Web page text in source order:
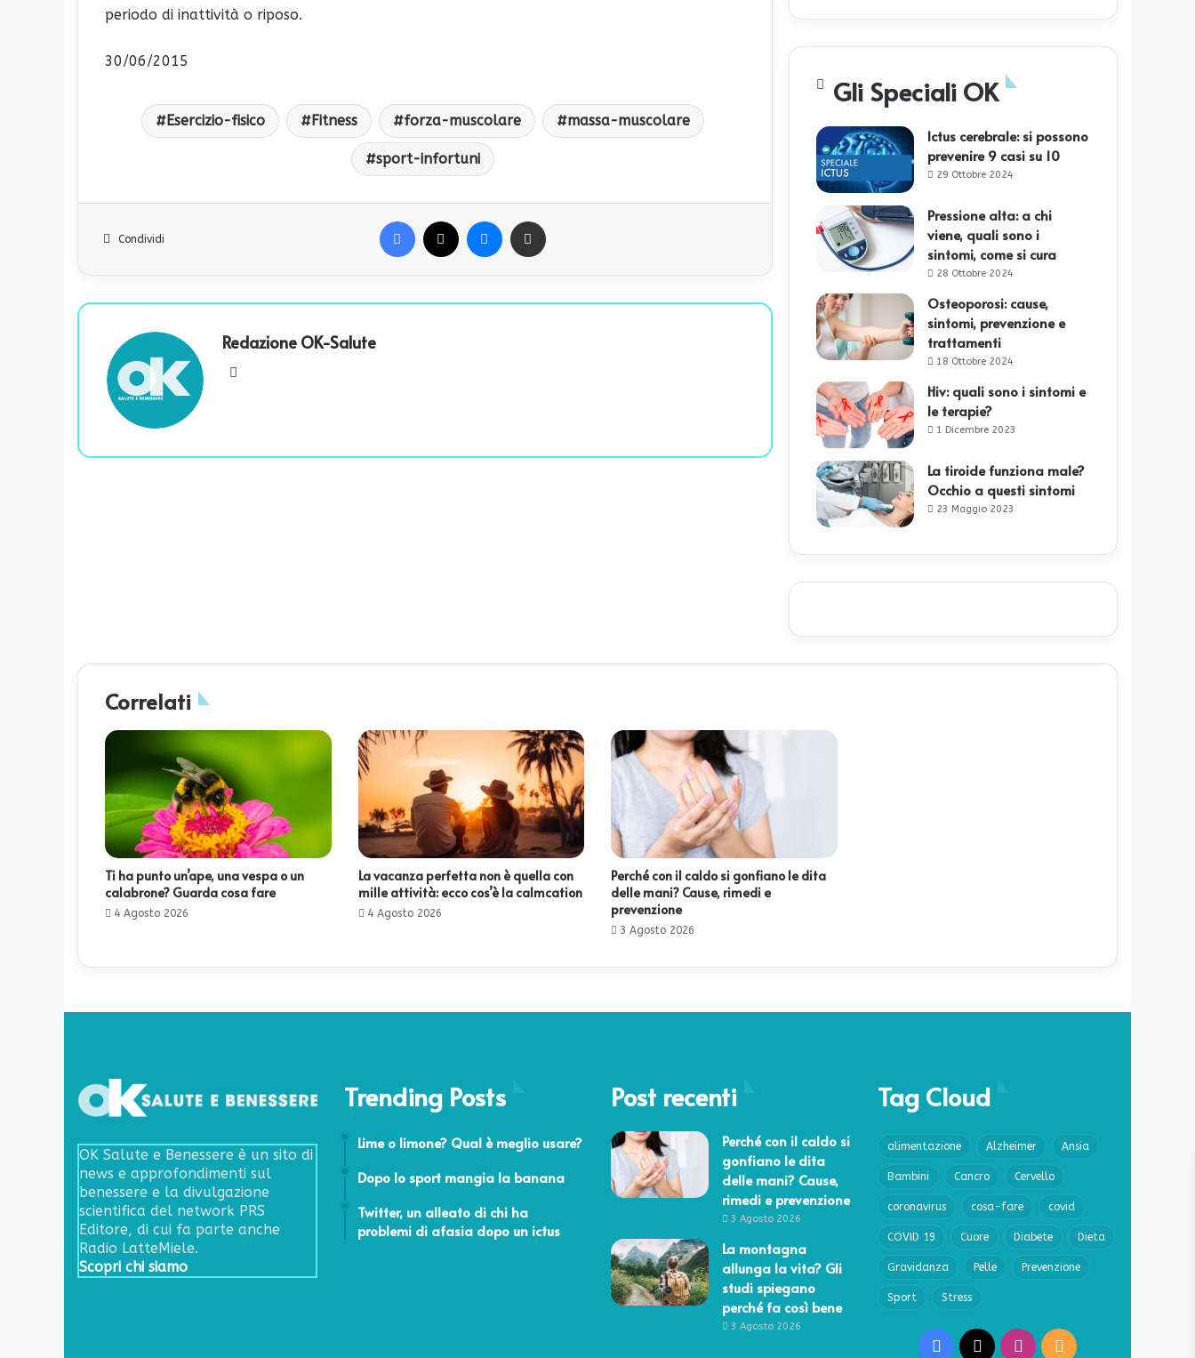
periodo di inattività o riposo.
30/06/2015
Esercizio-fisico Fitness forza-muscolare massa-muscolare
sport-infortuni
Condividi
Redazione OK-Salute
Gli Speciali OK
Ictus cerebrale: si possono
prevenire 9 casi su 10
29 Ottobre 2024
Pressione alta: a chi
viene, quali sono i
sintomi, come si cura
28 Ottobre 2024
Osteoporosi: cause,
sintomi, prevenzione e
trattamenti
18 Ottobre 2024
Hiv: quali sono i sintomi e
le terapie?
1 Dicembre 2023
La tiroide funziona male?
Occhio a questi sintomi
23 Maggio 2023
Correlati
Ti ha punto un’ape, una vespa o un
calabrone? Guarda cosa fare
4 Agosto 2026
La vacanza perfetta non è quella con
mille attività: ecco cos’è la calmcation
4 Agosto 2026
Perché con il caldo si gonfiano le dita
delle mani? Cause, rimedi e
prevenzione
3 Agosto 2026
OK Salute e Benessere è un sito di
news e approfondimenti sul
benessere e la divulgazione
scientifica del network PRS
Editore, di cui fa parte anche
Radio LatteMiele.
Scopri chi siamo
Trending Posts
Lime o limone? Qual è meglio usare?
Dopo lo sport mangia la banana
Twitter, un alleato di chi ha
problemi di afasia dopo un ictus
Post recenti
Perché con il caldo si
gonfiano le dita
delle mani? Cause,
rimedi e prevenzione
3 Agosto 2026
La montagna
allunga la vita? Gli
studi spiegano
perché fa così bene
3 Agosto 2026
Tag Cloud
alimentazione Alzheimer Ansia
Bambini Cancro Cervello
coronavirus cosa-fare covid
COVID 19 Cuore Diabete Dieta
Gravidanza Pelle Prevenzione
Sport Stress
Facebook Instagram
RSS